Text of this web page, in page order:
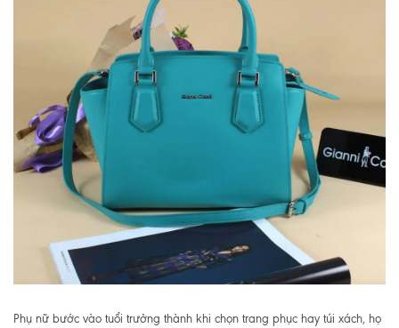
Phụ nữ bước vào tuổi trưởng thành khi chọn trang phục hay túi xách, họ